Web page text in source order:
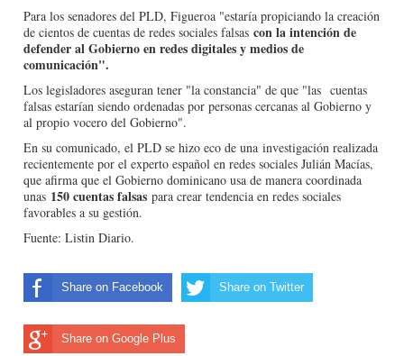
Para los senadores del PLD, Figueroa "estaría propiciando la creación
de cientos de cuentas de redes sociales falsas con la intención de
defender al Gobierno en redes digitales y medios de
comunicación".
Los legisladores aseguran tener "la constancia" de que "las cuentas
falsas estarían siendo ordenadas por personas cercanas al Gobierno y
al propio vocero del Gobierno".
En su comunicado, el PLD se hizo eco de una investigación realizada
recientemente por el experto español en redes sociales Julián Macías,
que afirma que el Gobierno dominicano usa de manera coordinada
unas 150 cuentas falsas para crear tendencia en redes sociales
favorables a su gestión.
Fuente: Listin Diario.
Share on Facebook Share on Twitter
Share on Google Plus